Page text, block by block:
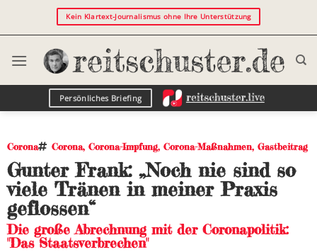
Kein Klartext-Journalismus ohne Ihre Unterstützung
Persönliches Briefing
Corona Corona, Corona-Impfung, Corona-Maßnahmen, Gastbeitrag
Gunter Frank: „Noch nie sind so
viele Tränen in meiner Praxis
geflossen“
Die große Abrechnung mit der Coronapolitik:
"Das Staatsverbrechen"